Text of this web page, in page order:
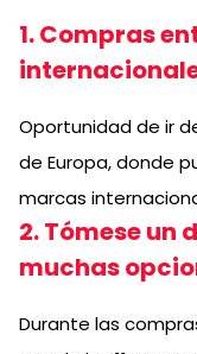
1. Compras
Oportunidad de ir
de Europa, donde
marcas
2. Tómese un
muchas
Durante las